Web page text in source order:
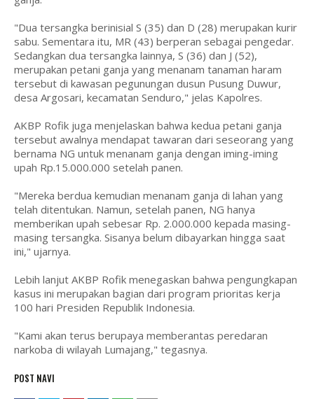
"Dua tersangka berinisial S (35) dan D (28) merupakan kurir
sabu. Sementara itu, MR (43) berperan sebagai pengedar.
Sedangkan dua tersangka lainnya, S (36) dan J (52),
merupakan petani ganja yang menanam tanaman haram
tersebut di kawasan pegunungan dusun Pusung Duwur,
desa Argosari, kecamatan Senduro," jelas Kapolres.
AKBP Rofik juga menjelaskan bahwa kedua petani ganja
tersebut awalnya mendapat tawaran dari seseorang yang
bernama NG untuk menanam ganja dengan iming-iming
upah Rp.15.000.000 setelah panen.
"Mereka berdua kemudian menanam ganja di lahan yang
telah ditentukan. Namun, setelah panen, NG hanya
memberikan upah sebesar Rp. 2.000.000 kepada masing-
masing tersangka. Sisanya belum dibayarkan hingga saat
ini," ujarnya.
Lebih lanjut AKBP Rofik menegaskan bahwa pengungkapan
kasus ini merupakan bagian dari program prioritas kerja
100 hari Presiden Republik Indonesia.
"Kami akan terus berupaya memberantas peredaran
narkoba di wilayah Lumajang," tegasnya.
POST NAVI